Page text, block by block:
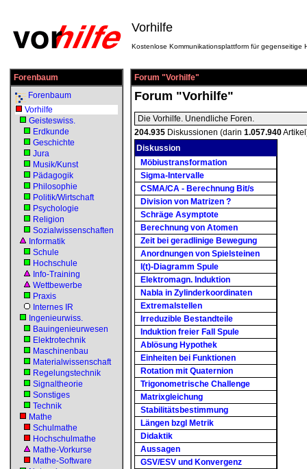
Vorhilfe
Kostenlose Kommunikationsplattform für gegenseitige
Forenbaum
Forenbaum
Vorhilfe
Geisteswiss.
Erdkunde
Geschichte
Jura
Musik/Kunst
Pädagogik
Philosophie
Politik/Wirtschaft
Psychologie
Religion
Sozialwissenschaften
Informatik
Schule
Hochschule
Info-Training
Wettbewerbe
Praxis
Internes IR
Ingenieurwiss.
Bauingenieurwesen
Elektrotechnik
Maschinenbau
Materialwissenschaft
Regelungstechnik
Signaltheorie
Sonstiges
Technik
Mathe
Schulmathe
Hochschulmathe
Mathe-Vorkurse
Mathe-Software
Forum "Vorhilfe"
Forum "Vorhilfe"
Die Vorhilfe. Unendliche Foren.
204.935 Diskussionen (darin 1.057.940
Diskussion
Möbiustransformation
Sigma-Intervalle
CSMA/CA - Berechnung Bit/s
Division von Matrizen ?
Schräge Asymptote
Berechnung von Atomen
Zeit bei geradlinige Bewegung
Anordnungen von Spielsteinen
I(t)-Diagramm Spule
Elektromagn. Induktion
Nabla in Zylinderkoordinaten
Extremalstellen
Irreduzible Bestandteile
Induktion freier Fall Spule
Ablösung Hypothek
Einheiten bei Funktionen
Rotation mit Quaternion
Trigonometrische Challenge
Matrixgleichung
Stabilitätsbestimmung
Längen bzgl Metrik
Didaktik
Aussagen
GSV/ESV und Konvergenz